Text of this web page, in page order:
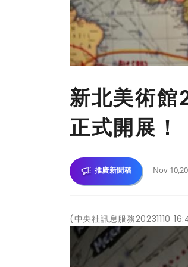
新北美術館
正式開展！
推廣新聞稿 Nov
(中央社訊息服務20231110